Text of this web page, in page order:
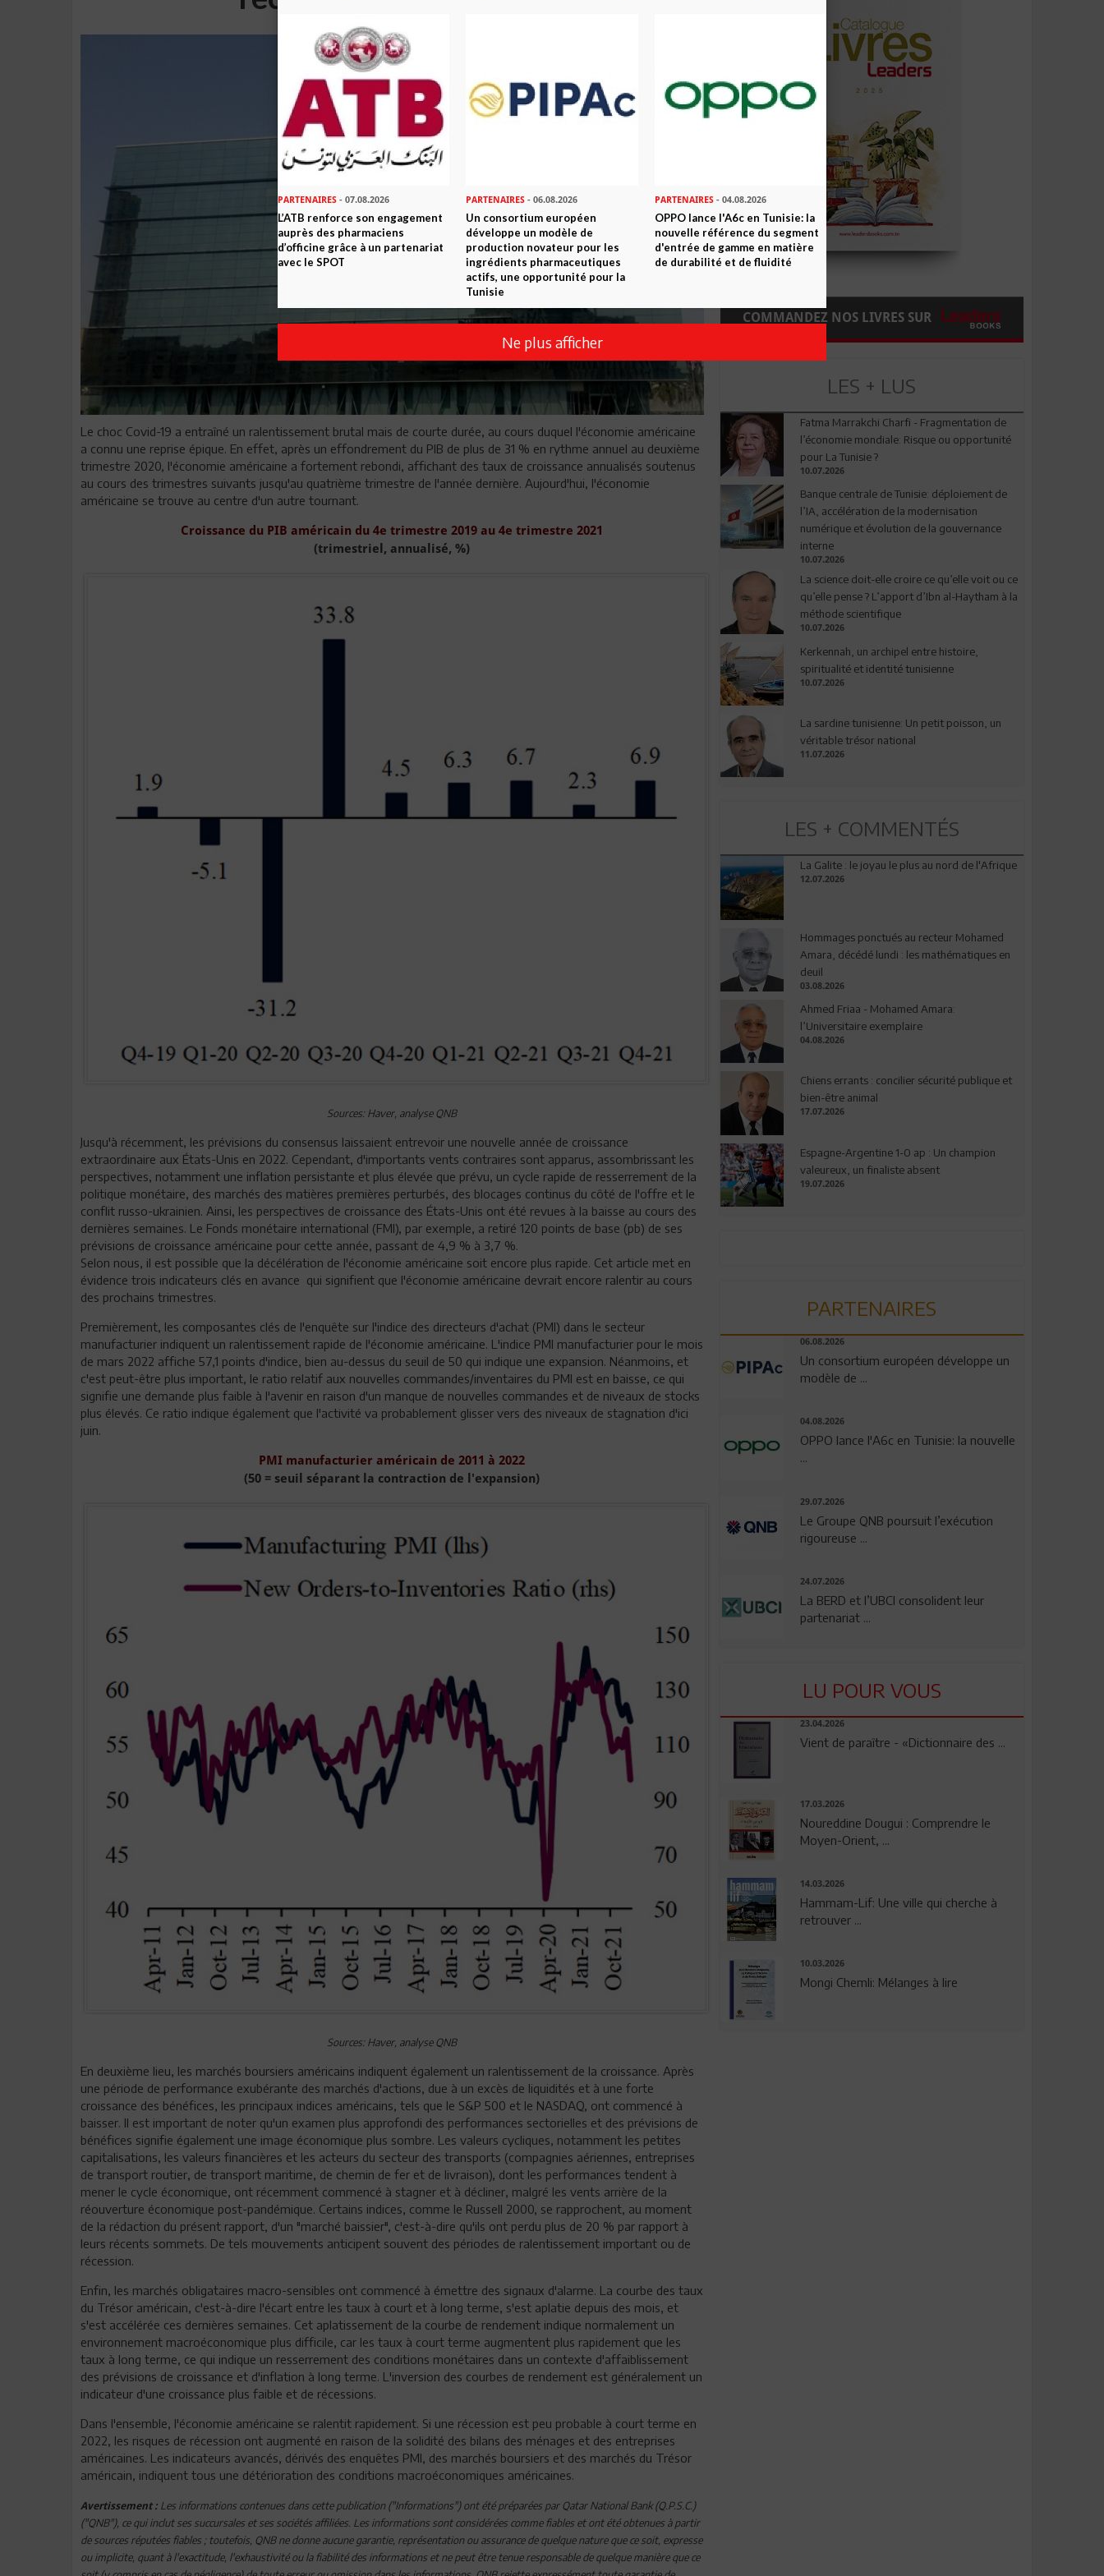
Le choc Covid-19 a entraîné un ralentissement brutal mais de courte durée, au cours duquel l'économie américaine
a connu une reprise épique. En effet, après un effondrement du PIB de plus de 31 % en rythme annuel au deuxième
trimestre 2020, l'économie américaine a fortement rebondi, affichant des taux de croissance annualisés soutenus
au cours des trimestres suivants jusqu'au quatrième trimestre de l'année dernière. Aujourd'hui, l'économie
américaine se trouve au centre d'un autre tournant.
Croissance du PIB américain du 4e trimestre 2019 au 4e trimestre 2021
(trimestriel, annualisé, %)
Sources: Haver, analyse QNB
Jusqu'à récemment, les prévisions du consensus laissaient entrevoir une nouvelle année de croissance
extraordinaire aux États-Unis en 2022. Cependant, d'importants vents contraires sont apparus, assombrissant les
perspectives, notamment une inflation persistante et plus élevée que prévu, un cycle rapide de resserrement de la
politique monétaire, des marchés des matières premières perturbés, des blocages continus du côté de l'offre et le
conflit russo-ukrainien. Ainsi, les perspectives de croissance des États-Unis ont été revues à la baisse au cours des
dernières semaines. Le Fonds monétaire international (FMI), par exemple, a retiré 120 points de base (pb) de ses
prévisions de croissance américaine pour cette année, passant de 4,9 % à 3,7 %.
Selon nous, il est possible que la décélération de l'économie américaine soit encore plus rapide. Cet article met en
évidence trois indicateurs clés en avance qui signifient que l'économie américaine devrait encore ralentir au cours
des prochains trimestres.
Premièrement, les composantes clés de l'enquête sur l'indice des directeurs d'achat (PMI) dans le secteur
manufacturier indiquent un ralentissement rapide de l'économie américaine. L'indice PMI manufacturier pour le mois
de mars 2022 affiche 57,1 points d'indice, bien au-dessus du seuil de 50 qui indique une expansion. Néanmoins, et
c'est peut-être plus important, le ratio relatif aux nouvelles commandes/inventaires du PMI est en baisse, ce qui
signifie une demande plus faible à l'avenir en raison d'un manque de nouvelles commandes et de niveaux de stocks
plus élevés. Ce ratio indique également que l'activité va probablement glisser vers des niveaux de stagnation d'ici
juin.
PMI manufacturier américain de 2011 à 2022
(50 = seuil séparant la contraction de l'expansion)
Sources: Haver, analyse QNB
En deuxième lieu, les marchés boursiers américains indiquent également un ralentissement de la croissance. Après
une période de performance exubérante des marchés d'actions, due à un excès de liquidités et à une forte
croissance des bénéfices, les principaux indices américains, tels que le S&P 500 et le NASDAQ, ont commencé à
baisser. Il est important de noter qu'un examen plus approfondi des performances sectorielles et des prévisions de
bénéfices signifie également une image économique plus sombre. Les valeurs cycliques, notamment les petites
capitalisations, les valeurs financières et les acteurs du secteur des transports (compagnies aériennes, entreprises
de transport routier, de transport maritime, de chemin de fer et de livraison), dont les performances tendent à
mener le cycle économique, ont récemment commencé à stagner et à décliner, malgré les vents arrière de la
réouverture économique post-pandémique. Certains indices, comme le Russell 2000, se rapprochent, au moment
de la rédaction du présent rapport, d'un "marché baissier", c'est-à-dire qu'ils ont perdu plus de 20 % par rapport à
leurs récents sommets. De tels mouvements anticipent souvent des périodes de ralentissement important ou de
récession.
Enfin, les marchés obligataires macro-sensibles ont commencé à émettre des signaux d'alarme. La courbe des taux
du Trésor américain, c'est-à-dire l'écart entre les taux à court et à long terme, s'est aplatie depuis des mois, et
s'est accélérée ces dernières semaines. Cet aplatissement de la courbe de rendement indique normalement un
environnement macroéconomique plus difficile, car les taux à court terme augmentent plus rapidement que les
taux à long terme, ce qui indique un resserrement des conditions monétaires dans un contexte d'affaiblissement
des prévisions de croissance et d'inflation à long terme. L'inversion des courbes de rendement est généralement un
indicateur d'une croissance plus faible et de récessions.
Dans l'ensemble, l'économie américaine se ralentit rapidement. Si une récession est peu probable à court terme en
2022, les risques de récession ont augmenté en raison de la solidité des bilans des ménages et des entreprises
américaines. Les indicateurs avancés, dérivés des enquêtes PMI, des marchés boursiers et des marchés du Trésor
américain, indiquent tous une détérioration des conditions macroéconomiques américaines.
Avertissement : Les informations contenues dans cette publication ("Informations") ont été préparées par Qatar National Bank (Q.P.S.C.)
("QNB"), ce qui inclut ses succursales et ses sociétés affiliées. Les informations sont considérées comme fiables et ont été obtenues à partir
de sources réputées fiables ; toutefois, QNB ne donne aucune garantie, représentation ou assurance de quelque nature que ce soit, expresse
ou implicite, quant à l'exactitude, l'exhaustivité ou la fiabilité des informations et ne peut être tenue responsable de quelque manière que ce
COMMANDEZ NOS LIVRES SUR
LES + LUS
Fatma Marrakchi Charfi - Fragmentation de
l’économie mondiale: Risque ou opportunité
pour La Tunisie ?
10.07.2026
Banque centrale de Tunisie: déploiement de
l’IA, accélération de la modernisation
numérique et évolution de la gouvernance
interne
10.07.2026
La science doit-elle croire ce qu’elle voit ou ce
qu’elle pense ? L’apport d’Ibn al-Haytham à la
méthode scientifique
10.07.2026
Kerkennah, un archipel entre histoire,
spiritualité et identité tunisienne
10.07.2026
La sardine tunisienne: Un petit poisson, un
véritable trésor national
11.07.2026
LES + COMMENTÉS
La Galite : le joyau le plus au nord de l'Afrique
12.07.2026
Hommages ponctués au recteur Mohamed
Amara, décédé lundi : les mathématiques en
deuil
03.08.2026
Ahmed Friaa - Mohamed Amara:
l’Universitaire exemplaire
04.08.2026
Chiens errants : concilier sécurité publique et
bien-être animal
17.07.2026
Espagne-Argentine 1-0 ap : Un champion
valeureux, un finaliste absent
19.07.2026
PARTENAIRES
06.08.2026
Un consortium européen développe un
modèle de ...
04.08.2026
OPPO lance l'A6c en Tunisie: la nouvelle
...
29.07.2026
Le Groupe QNB poursuit l’exécution
rigoureuse ...
24.07.2026
La BERD et l’UBCI consolident leur
partenariat ...
LU POUR VOUS
23.04.2026
Vient de paraître - «Dictionnaire des ...
17.03.2026
Noureddine Dougui : Comprendre le
Moyen-Orient, ...
14.03.2026
Hammam-Lif: Une ville qui cherche à
retrouver ...
10.03.2026
Mongi Chemli: Mélanges à lire
PARTENAIRES - 07.08.2026
L’ATB renforce son engagement
auprès des pharmaciens
d’officine grâce à un partenariat
avec le SPOT
PARTENAIRES - 06.08.2026
Un consortium européen
développe un modèle de
production novateur pour les
ingrédients pharmaceutiques
actifs, une opportunité pour la
Tunisie
PARTENAIRES- 04.08.2026
OPPO lance l'A6c en Tunisie: la
nouvelle référence du segment
d'entrée de gamme en matière
de durabilité et de fluidité
Ne plus afficher